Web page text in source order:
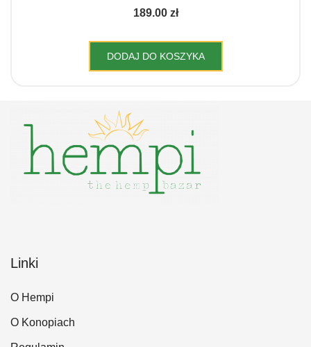
189.00 zł
DODAJ DO KOSZYKA
Linki
O Hempi
O Konopiach